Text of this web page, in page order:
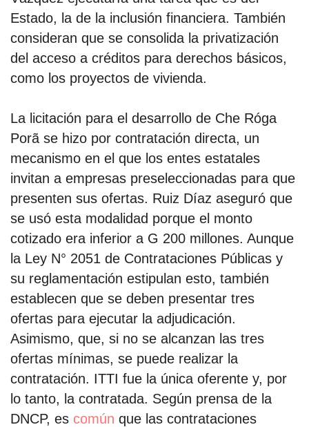
Estado, la de la inclusión financiera. También
consideran que se consolida la privatización
del acceso a créditos para derechos básicos,
como los proyectos de vivienda.
La licitación para el desarrollo de Che Róga
Porã se hizo por contratación directa, un
mecanismo en el que los entes estatales
invitan a empresas preseleccionadas para que
presenten sus ofertas. Ruiz Díaz aseguró que
se usó esta modalidad porque el monto
cotizado era inferior a G 200 millones. Aunque
la Ley N° 2051 de Contrataciones Públicas y
su reglamentación estipulan esto, también
establecen que se deben presentar tres
ofertas para ejecutar la adjudicación.
Asimismo, que, si no se alcanzan las tres
ofertas mínimas, se puede realizar la
contratación. ITTI fue la única oferente y, por
lo tanto, la contratada. Según prensa de la
DNCP, es común que las contrataciones